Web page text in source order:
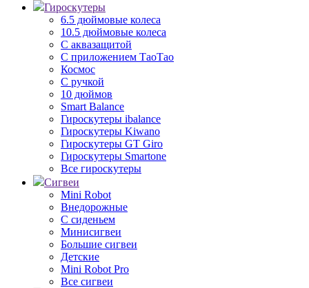
Гироскутеры
6.5 дюймовые колеса
10.5 дюймовые колеса
С аквазащитой
С приложением ТаоТао
Космос
С ручкой
10 дюймов
Smart Balance
Гироскутеры ibalance
Гироскутеры Kiwano
Гироскутеры GT Giro
Гироскутеры Smartone
Все гироскутеры
Сигвеи
Mini Robot
Внедорожные
С сиденьем
Минисигвеи
Большие сигвеи
Детские
Mini Robot Pro
Все сигвеи